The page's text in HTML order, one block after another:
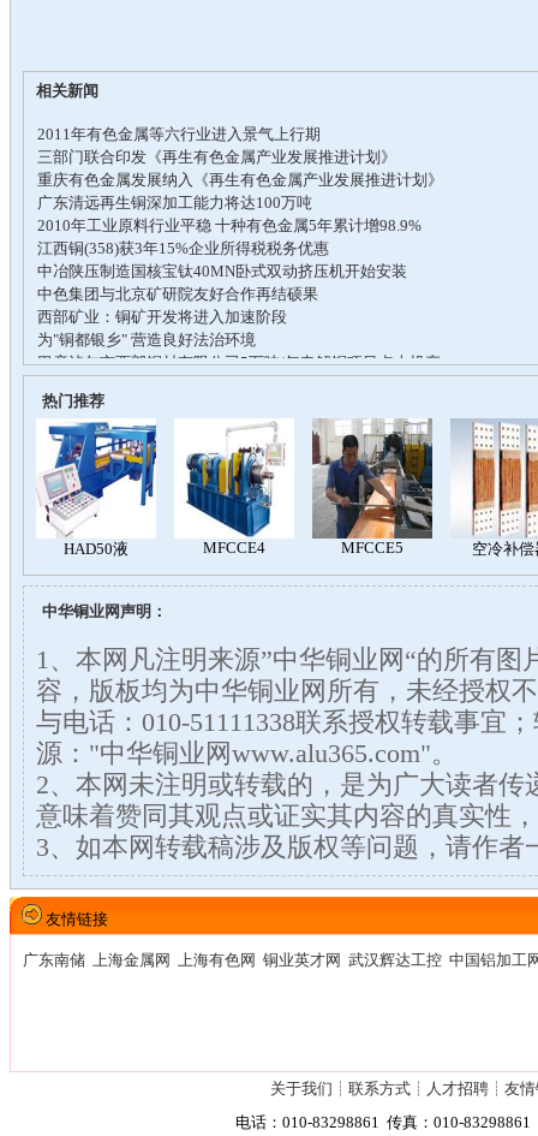
相关新闻
热门推荐
中华铜业网声明：
1、本网凡注明来源”中华铜业网“的所有图
容，版板均为中华铜业网所有，未经授权
与电话：010-51111338联系授权转载事宜
源："中华铜业网www.alu365.com"。
2、本网未注明或转载的，是为广大读者传
意味着赞同其观点或证实其内容的真实性
3、如本网转载稿涉及版权等问题，请作者